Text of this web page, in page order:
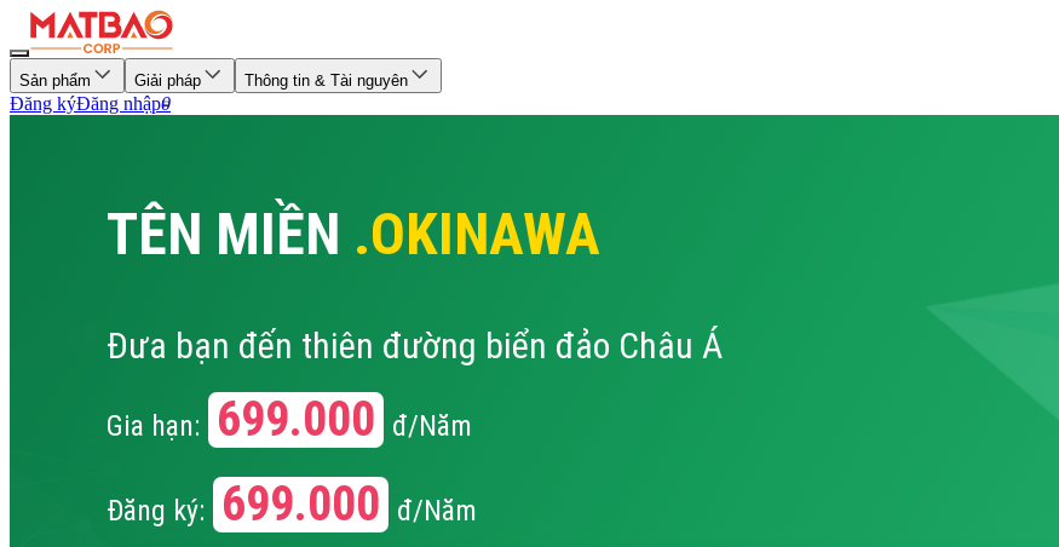
Sản phẩm Giải pháp Thông tin & Tài nguyên
Đăng kýĐăng nhập0
TÊN MIỀN .OKINAWA
Đưa bạn đến thiên đường biển đảo Châu Á
Gia hạn: 699.000 đ/Năm
Đăng ký: 699.000 đ/Năm